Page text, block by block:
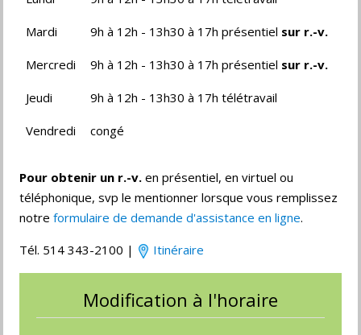
Mardi 9h à 12h - 13h30 à 17h présentiel sur r.-v.
Mercredi 9h à 12h - 13h30 à 17h présentiel sur r.-v.
Jeudi 9h à 12h - 13h30 à 17h télétravail
Vendredi congé
Pour obtenir un r.-v. en présentiel, en virtuel ou
téléphonique, svp le mentionner lorsque vous remplissez
notre formulaire de demande d'assistance en ligne.
Tél. 514 343-2100 |
Itinéraire
Modification à l'horaire